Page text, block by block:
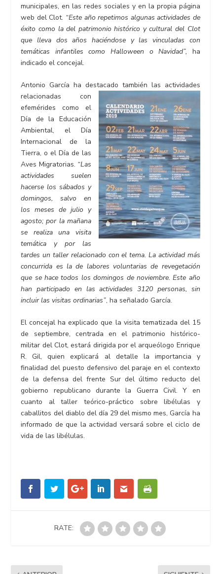
municipales, en las redes sociales y en la propia página
web del Clot. “Este año repetimos algunas actividades de
éxito como la del patrimonio histórico y cultural del Clot
que lleva dos años haciéndose y las vinculadas con
temáticas infantiles como Halloween o Navidad”, ha
indicado el concejal.
Antonio García ha destacado también las actividades
relacionadas con
efemérides como el
Día de la Educación
Ambiental, el Día
Internacional de la
Tierra, o el Día de las
Aves Migratorias. “Las
actividades suelen
hacerse los sábados y
domingos, salvo en
los meses de julio y
agosto; por la mañana
se realiza una visita
temática y por las
tardes un taller relacionado con el tema. La actividad más
concurrida es la de labores voluntarias de revegetación
que se hace todos los domingos de noviembre. Este año
han participado en las actividades 3120 personas, sin
incluir las visitas ordinarias”, ha señalado García.
El concejal ha explicado que la visita tematizada del 15
de septiembre, centrada en el patrimonio histórico-
militar del Clot, estará dirigida por el arqueólogo Enrique
R. Gil, quien explicará al detalle la importancia y
finalidad del puesto defensivo del paraje en el contexto
de la defensa del frente Sur del último reducto del
gobierno republicano durante la Guerra Civil. Y en
cuanto al taller teórico-práctico sobre libélulas y
caballitos del diablo del día 29 del mismo mes, García ha
informado de que la actividad versará sobre el ciclo de
vida de las libélulas.
RATE: